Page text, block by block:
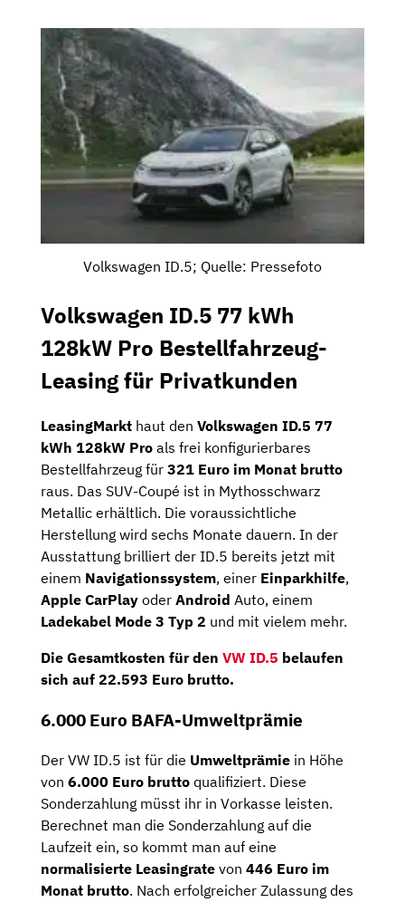
Volkswagen ID.5; Quelle: Pressefoto
Volkswagen ID.5 77 kWh
128kW Pro Bestellfahrzeug-
Leasing für Privatkunden
LeasingMarkt haut den Volkswagen ID.5 77
kWh 128kW Pro als frei konfigurierbares
Bestellfahrzeug für 321 Euro im Monat brutto
raus. Das SUV-Coupé ist in Mythosschwarz
Metallic erhältlich. Die voraussichtliche
Herstellung wird sechs Monate dauern. In der
Ausstattung brilliert der ID.5 bereits jetzt mit
einem Navigationssystem, einer Einparkhilfe,
Apple CarPlay oder Android Auto, einem
Ladekabel Mode 3 Typ 2 und mit vielem mehr.
Die Gesamtkosten für den VW ID.5 belaufen
sich auf 22.593 Euro brutto.
6.000 Euro BAFA-Umweltprämie
Der VW ID.5 ist für die Umweltprämie in Höhe
von 6.000 Euro brutto qualifiziert. Diese
Sonderzahlung müsst ihr in Vorkasse leisten.
Berechnet man die Sonderzahlung auf die
Laufzeit ein, so kommt man auf eine
normalisierte Leasingrate von 446 Euro im
Monat brutto. Nach erfolgreicher Zulassung des